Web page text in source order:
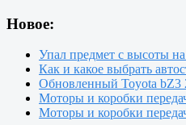
Новое:
Упал предмет с высоты
Как и какое выбрать
Обновленный Toyota bZ3
Моторы и коробки
Моторы и коробки